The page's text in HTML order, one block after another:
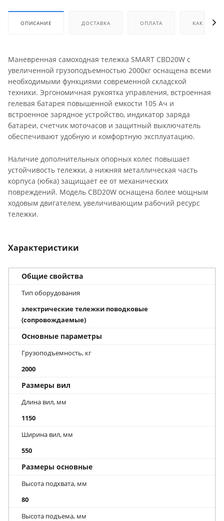
ОПИСАНИЕ ДОСТАВКА ОПЛАТА КАК
Маневренная самоходная тележка SMART CBD20W с
увеличенной грузоподъемностью 2000кг оснащена всеми
необходимыми функциями современной складской
техники. Эргономичная рукоятка управления, встроенная
гелевая батарея повышенной емкости 105 Ач и
встроенное зарядное устройство, индикатор заряда
батареи, счетчик моточасов и защитный выключатель
обеспечивают удобную и комфортную эксплуатацию.
Наличие дополнительных опорных колес повышает
устойчивость тележки, а нижняя металлическая часть
корпуса (юбка) защищает ее от механических
повреждений. Модель CBD20W оснащена более мощным
ходовым двигателем, увеличивающим рабочий ресурс
тележки.
Характеристики
Общие свойства
Тип оборудования
электрические тележки поводковые
(сопровождаемые)
Основные параметры
Грузоподъемность, кг
2000
Размеры вил
Длина вил, мм
1150
Ширина вил, мм
550
Размеры основные
Высота подхвата, мм
80
Высота подъема, мм